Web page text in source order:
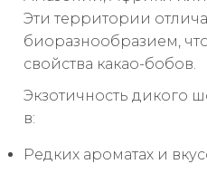
Эти территории
биоразнообразием,
свойства какао-бобов.
Экзотичность дикого
в:
Редких ароматах и